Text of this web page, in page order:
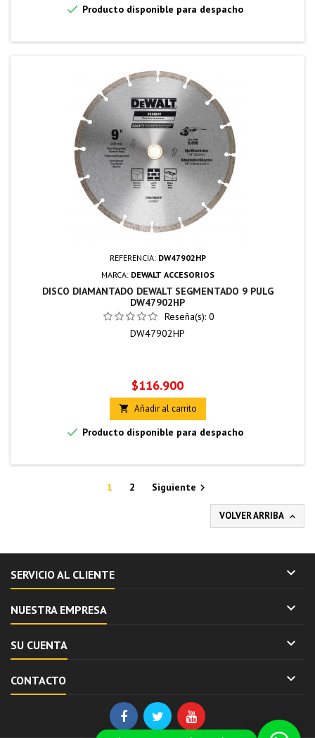
 Producto disponible para despacho
REFERENCIA: DW47902HP
MARCA: DEWALT ACCESORIOS
DISCO DIAMANTADO DEWALT SEGMENTADO 9 PULG
DW47902HP
Reseña(s): 0
DW47902HP
Precio
$116.900
 Añadir al carrito
 Producto disponible para despacho
1 2 Siguiente 
VOLVER ARRIBA 
SERVICIO AL CLIENTE 
NUESTRA EMPRESA 
SU CUENTA 
CONTACTO 